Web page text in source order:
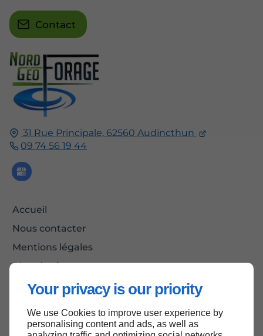
Your privacy is our priority
We use Cookies to improve user experience by
personalising content and ads, as well as
31 Rue Principale, 62560 Audincthun
09 74 56 19 44
Accueil
Nous contacter
Mentions légales
Plan du site
Contact
Haut de page